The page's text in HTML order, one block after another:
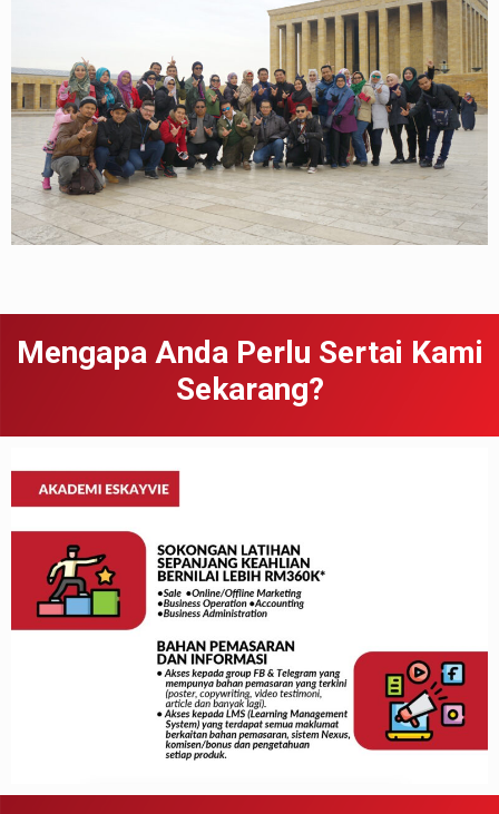
Mengapa Anda Perlu Sertai Kami
Sekarang?